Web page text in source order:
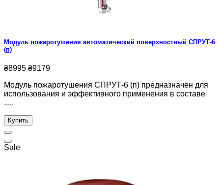
Модуль пожаротушения автоматический поверхностный СПРУТ-6
(п)
₴8995 ₴9179
Модуль пожаротушения СПРУТ-6 (п) предназначен для
использования и эффективного применения в составе
.....
Купить
Sale